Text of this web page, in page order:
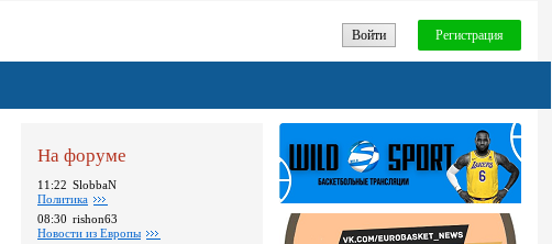
Войти Регистрация
На форуме
11:22 SlobbaN
Политика
08:30 rishon63
Новости из Европы